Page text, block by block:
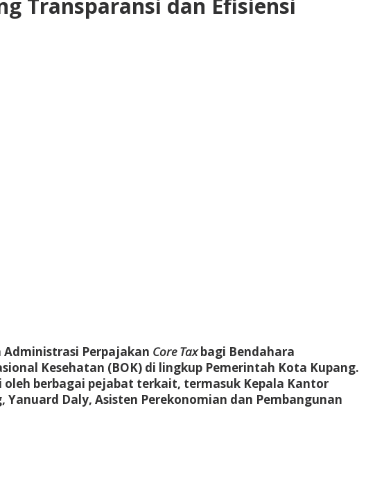
Transparansi dan Efisiensi
Administrasi Perpajakan Core Taxbagi Bendahara
Kesehatan (BOK) di lingkup Pemerintah Kota Kupang.
berbagai pejabat terkait, termasuk Kepala Kantor
Daly, Asisten Perekonomian dan Pembangunan